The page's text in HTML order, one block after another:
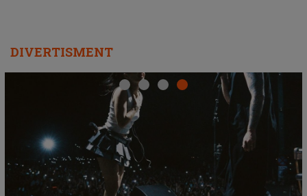
DIVERTISMENT